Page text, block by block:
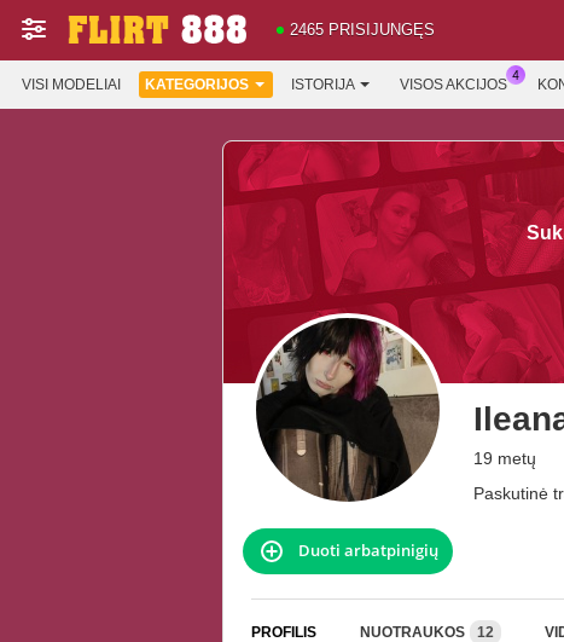
2465 PRISIJUNGĘS
VISI MODELIAI KATEGORIJOS ISTORIJA VISOS AKCIJOS
19 metų
Paskutinė
Duoti arbatpinigių
PROFILIS NUOTRAUKOS 12